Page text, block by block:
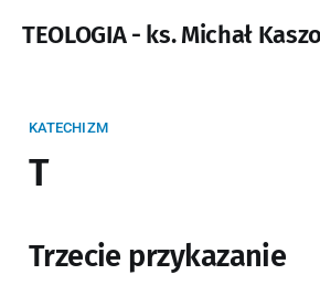
TEOLOGIA - ks. Michał
KATECHIZM
T
Trzecie przykazanie